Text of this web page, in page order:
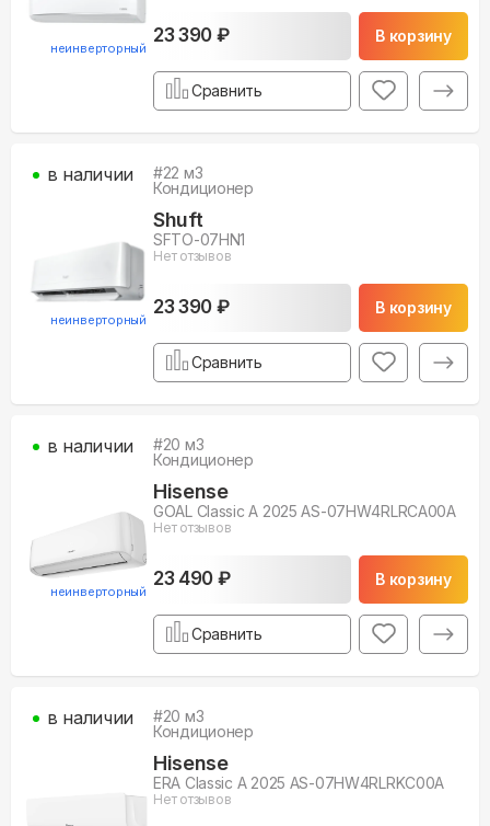
неинверторный
23 390 ₽ В корзину
Сравнить
неинверторный
#22 м3
Кондиционер
Shuft
SFTO-07HN1
Нет отзывов
23 390 ₽ В корзину
в наличии
Сравнить
неинверторный
#20 м3
Кондиционер
Hisense
GOAL Classic A 2025 AS-07HW4RLRCA00A
Нет отзывов
23 490 ₽ В корзину
в наличии
Сравнить
#20 м3
Кондиционер
Hisense
ERA Classic A 2025 AS-07HW4RLRKC00A
Нет отзывов
в наличии